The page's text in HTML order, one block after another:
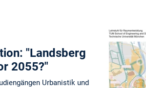
"Landsberg
2055?"
Urbanistik und